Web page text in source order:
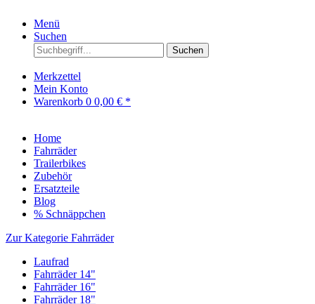
Menü
Suchen
Suchen
Merkzettel
Mein Konto
Warenkorb 0 0,00 € *
Home
Fahrräder
Trailerbikes
Zubehör
Ersatzteile
Blog
% Schnäppchen
Zur Kategorie Fahrräder
Laufrad
Fahrräder 14"
Fahrräder 16"
Fahrräder 18"